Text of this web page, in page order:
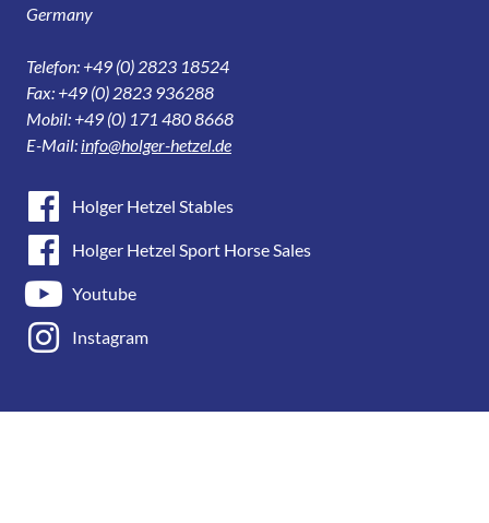
Germany
Telefon: +49 (0) 2823 18524
Fax: +49 (0) 2823 936288
Mobil: +49 (0) 171 480 8668
E-Mail: info@holger-hetzel.de
Holger Hetzel Stables
Holger Hetzel Sport Horse Sales
Youtube
Instagram